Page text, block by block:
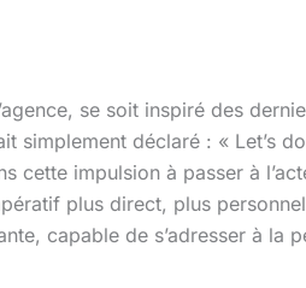
se soit inspiré des
simplement déclaré : « Let’s
cette impulsion à passer à
plus direct, plus
capable de s’adresser à la